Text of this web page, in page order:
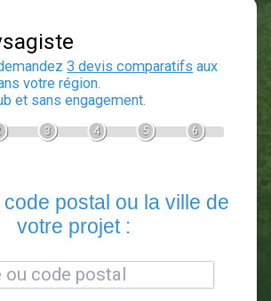
demandez3 devis comparatifs
2 3